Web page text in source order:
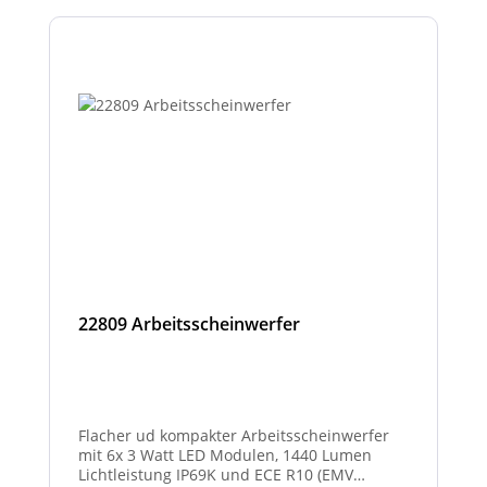
22809 Arbeitsscheinwerfer
Flacher ud kompakter Arbeitsscheinwerfer
mit 6x 3 Watt LED Modulen, 1440 Lumen
Lichtleistung IP69K und ECE R10 (EMV